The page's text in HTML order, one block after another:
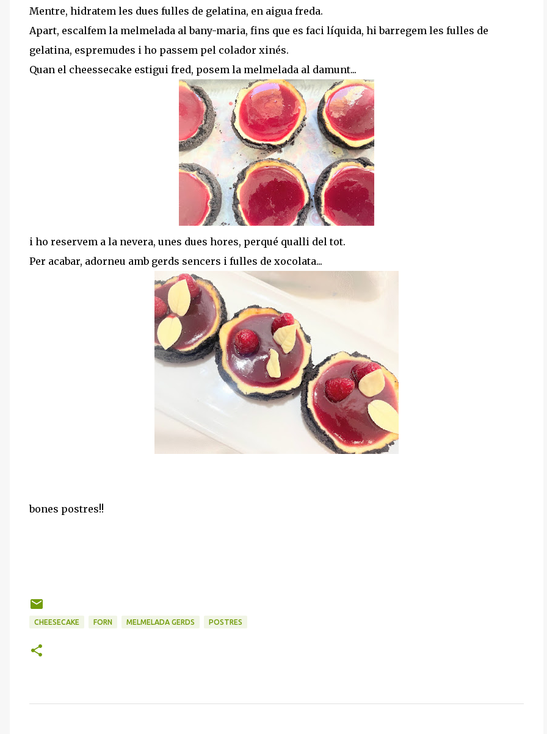
Mentre, hidratem les dues fulles de gelatina, en aigua freda.
Apart, escalfem la melmelada al bany-maria, fins que es faci líquida, hi barregem les fulles de
gelatina, espremudes i ho passem pel colador xinés.
Quan el cheessecake estigui fred, posem la melmelada al damunt...
i ho reservem a la nevera, unes dues hores, perqué qualli del tot.
Per acabar, adorneu amb gerds sencers i fulles de xocolata...
bones postres!!
CHEESECAKE FORN MELMELADA GERDS POSTRES